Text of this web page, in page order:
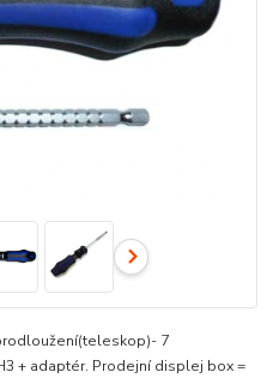
7
+ adaptér. Prodejní displej box =